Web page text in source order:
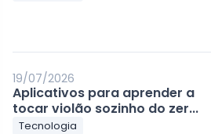
19/07/2026
Aplicativos para aprender a
tocar violão sozinho do zer...
Tecnologia